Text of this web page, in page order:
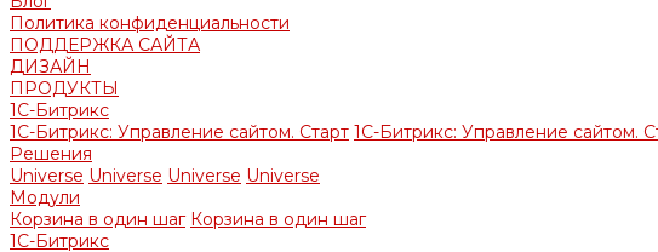
Политика конфиденциальности
ПОДДЕРЖКА САЙТА
ДИЗАЙН
ПРОДУКТЫ
1С-Битрикс
1С-Битрикс: Управление сайтом. Старт 1С-Битрикс: Управление сайтом.
Решения
Universe Universe Universe Universe
Модули
Корзина в один шаг Корзина в один шаг
1С-Битрикс